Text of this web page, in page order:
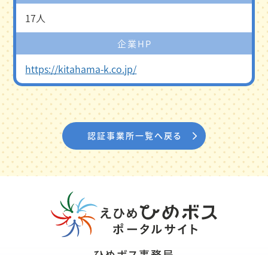
17人
企業HP
https://kitahama-k.co.jp/
認証事業所一覧へ戻る